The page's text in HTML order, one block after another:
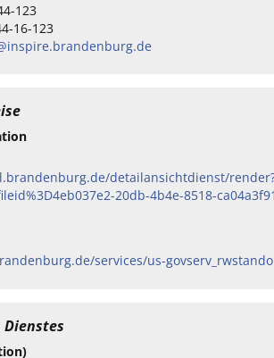
123
16-123
detailansichtdienst/
20db-4b4e-8518-
services/us-